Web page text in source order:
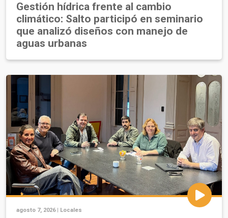
Gestión hídrica frente al cambio
climático: Salto participó en seminario
que analizó diseños con manejo de
aguas urbanas
agosto 7, 2026 | Locales